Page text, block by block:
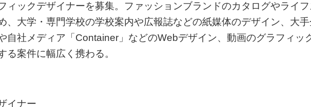
ィックデザイナーを募集。ファッションブランドのカタログやライフ
、大学・専門学校の学校案内や広報誌などの紙媒体のデザイン、大
自社メディア「Container」などのWebデザイン、動画のグラフィッ
る案件に幅広く携わる。
イナー